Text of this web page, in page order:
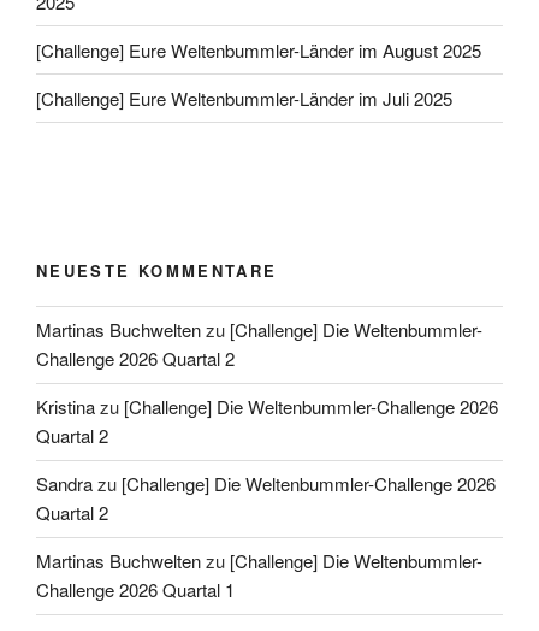
[Challenge] Eure Weltenbummler-Länder im August 2025
[Challenge] Eure Weltenbummler-Länder im Juli 2025
NEUESTE KOMMENTARE
Martinas Buchweltenzu [Challenge] Die Weltenbummler-
Challenge 2026 Quartal 2
Kristinazu [Challenge] Die Weltenbummler-Challenge 2026
Quartal 2
Sandrazu [Challenge] Die Weltenbummler-Challenge 2026
Quartal 2
Martinas Buchweltenzu [Challenge] Die Weltenbummler-
Challenge 2026 Quartal 1